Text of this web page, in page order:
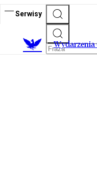
Serwisy
Wydarzenia